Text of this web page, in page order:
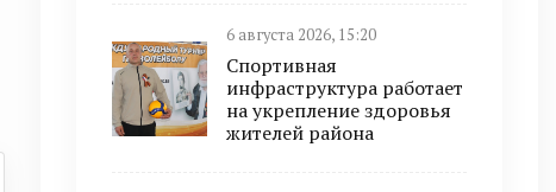
6 августа 2026, 15:20
Спортивная
инфраструктура работает
на укрепление здоровья
жителей района